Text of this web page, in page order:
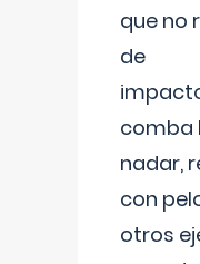
que no
de
comba
nadar,
con
otros